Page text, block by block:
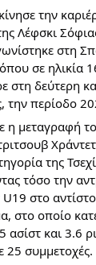
την
Λέφσκι
στη
σε ηλικία
στη δεύτερη
την περίοδο
η μεταγραφή
της
τόσο την
στο
στο οποίο
ασίστ και 3.6
25 συμμετοχές.